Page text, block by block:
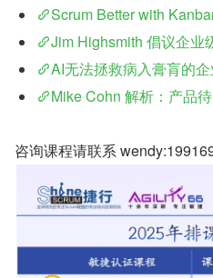
Scrum Better with
Jim Highsmith 倡议企业
AI无法拯救病入膏肓的
Mike Cohn 解析：产品
咨询课程请联系